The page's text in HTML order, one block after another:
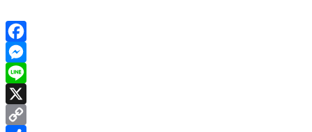
Facebook
Messenger
Line
X